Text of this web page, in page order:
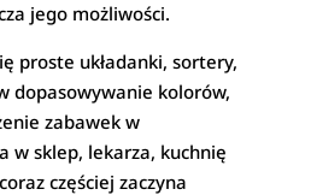
jego możliwości.
proste układanki, sortery,
dopasowywanie kolorów,
zabawek w
w sklep, lekarza, kuchnię
częściej zaczyna